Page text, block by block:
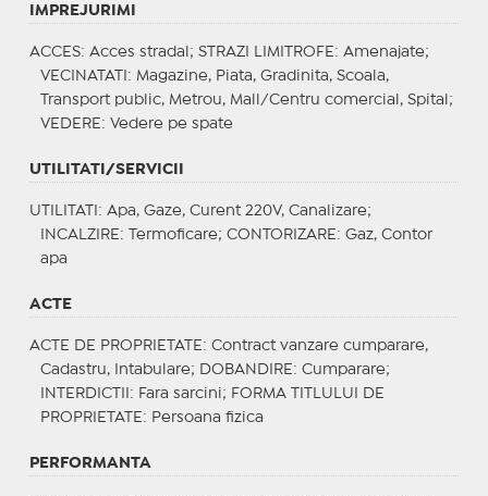
IMPREJURIMI
ACCES: Acces stradal; STRAZI LIMITROFE : Amenajate;
VECINATATI : Magazine, Piata, Gradinita, Scoala,
Transport public, Metrou, Mall/Centru comercial, Spital;
VEDERE : Vedere pe spate
UTILITATI/SERVICII
UTILITATI : Apa, Gaze, Curent 220V, Canalizare;
INCALZIRE : Termoficare; CONTORIZARE : Gaz, Contor
apa
ACTE
ACTE DE PROPRIETATE : Contract vanzare cumparare,
Cadastru, Intabulare;
DOBANDIRE : Cumparare;
INTERDICTII : Fara sarcini; FORMA TITLULUI DE
PROPRIETATE : Persoana fizica
PERFORMANTA